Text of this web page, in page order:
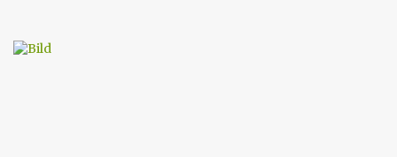
für die Atomindustrie in der Vergangenheit verunsichert. Die